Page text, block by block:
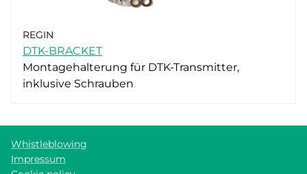
REGIN
DTK-BRACKET
Montagehalterung für DTK-Transmitter,
inklusive Schrauben
Whistleblowing
Impressum